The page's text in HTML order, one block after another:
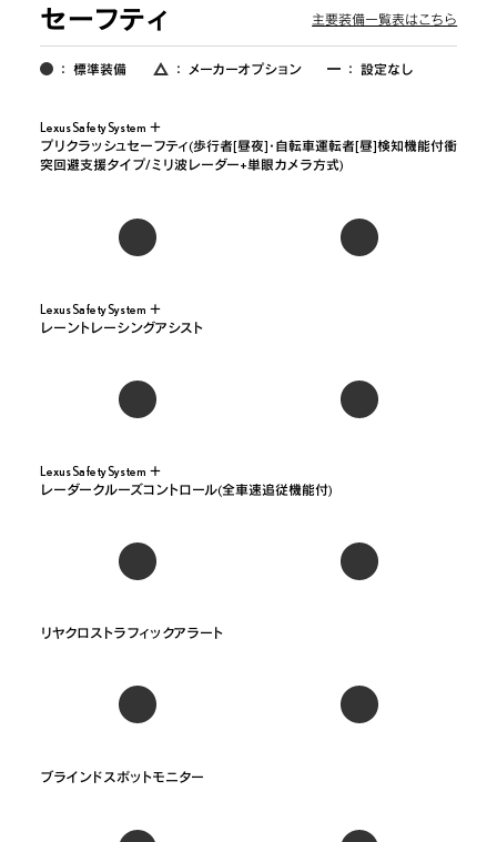
セーフティ 主要装備一覧表はこちら
： 標準装備 ： メーカーオプション ： 設定なし
Lexus Safety System ＋
プリクラッシュセーフティ(歩行者[昼夜]・自転車運転者[昼]検知機能付衝
突回避支援タイプ/ミリ波レーダー+単眼カメラ方式)
Lexus Safety System ＋
レーントレーシングアシスト
Lexus Safety System ＋
レーダークルーズコントロール(全車速追従機能付)
リヤクロストラフィックアラート
ブラインドスポットモニター